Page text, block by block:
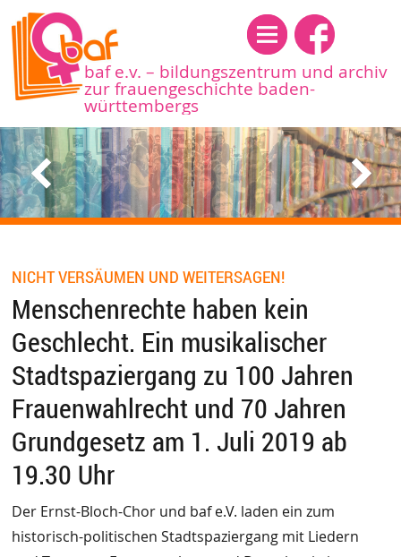
baf e.v. – bildungszentrum und archiv
zur frauengeschichte baden-
württembergs
Menü
NICHT VERSÄUMEN UND WEITERSAGEN!
Menschenrechte haben kein
Geschlecht. ­Ein musikalischer
Stadtspaziergang zu 100 Jahren
Frauenwahlrecht und 70 Jahren
Grundgesetz am 1. Juli 2019 ab
19.30 Uhr
Der Ernst-Bloch-Chor und baf e.V. laden ein zum
historisch-politischen Stadtspaziergang mit Liedern